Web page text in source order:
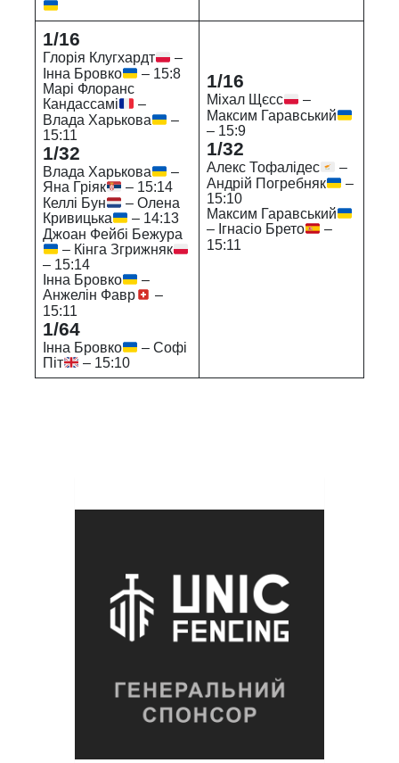
1/16
Глорія Клугхардт
–
Інна Бровко
– 15:8
Марі Флоранс
Кандассамі
–
Влада Харькова
–
15:11
1/32
Влада Харькова
–
Яна Гріяк
– 15:14
Келлі Бун
– Олена
Кривицька
– 14:13
Джоан Фейбі Бежура
– Кінга Згрижняк
– 15:14
Інна Бровко
–
Анжелін Фавр
–
15:11
1/64
Інна Бровко
– Софі
Піт
– 15:10
1/16
Міхал Щєсс
–
Максим Гаравський
– 15:9
1/32
Алекс Тофалідес
–
Андрій Погребняк
–
15:10
Максим Гаравський
– Ігнасіо Брето
–
15:11